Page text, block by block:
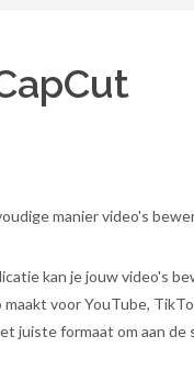
manier video's
kan je jouw video's
voor YouTube,
juiste formaat om aan de